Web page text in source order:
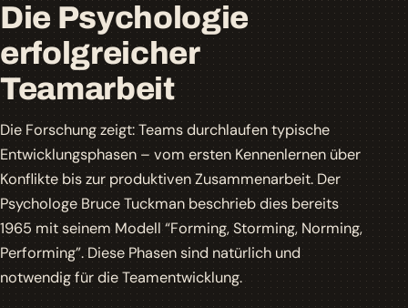
Die Psychologie
erfolgreicher
Teamarbeit
Die Forschung zeigt: Teams durchlaufen typische
Entwicklungsphasen – vom ersten Kennenlernen über
Konflikte bis zur produktiven Zusammenarbeit. Der
Psychologe Bruce Tuckman beschrieb dies bereits
1965 mit seinem Modell “Forming, Storming, Norming,
Performing”. Diese Phasen sind natürlich und
notwendig für die Teamentwicklung.